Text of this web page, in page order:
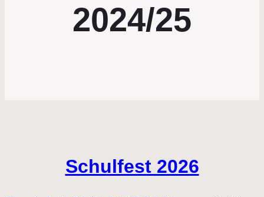
2024/25
Schulfest 2026